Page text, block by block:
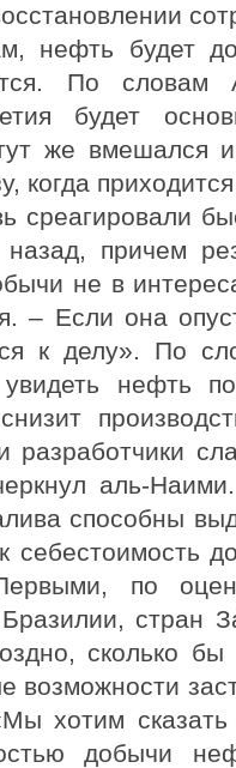
нефть будет
По
будет
же вмешался
когда
среагировали
назад, причем
не в
– Если она
к делу». По
нефть
разработчики
аль-
способны
себестоимость
по
стран
сколько
возможности
хотим
добычи